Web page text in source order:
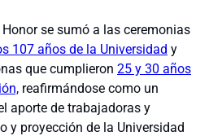
se sumó a las ceremonias
107 años de la Universidad y
que cumplieron 25 y 30 años
reafirmándose como un
aporte de trabajadoras y
y proyección de la Universidad